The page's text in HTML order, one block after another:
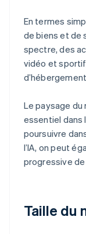
En termes
de biens et de
spectre, des
vidéo et
Le paysage du
essentiel dans
poursuivre
l’IA, on peut
progressive de
Taille du